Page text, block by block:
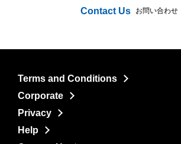
Contact Us お問い合わせ
Terms and Conditions
Corporate
Privacy
Help